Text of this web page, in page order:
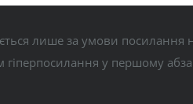
лише за умови посилання
у першому